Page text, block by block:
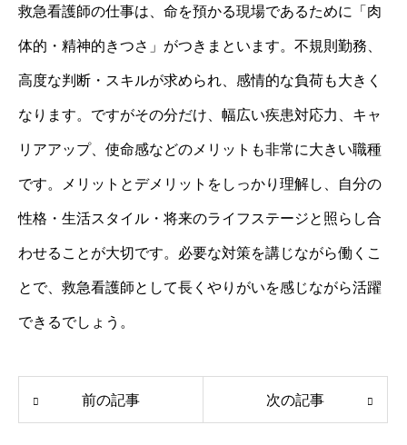
救急看護師の仕事は、命を預かる現場であるために「肉
体的・精神的きつさ」がつきまといます。不規則勤務、
高度な判断・スキルが求められ、感情的な負荷も大きく
なります。ですがその分だけ、幅広い疾患対応力、キャ
リアアップ、使命感などのメリットも非常に大きい職種
です。メリットとデメリットをしっかり理解し、自分の
性格・生活スタイル・将来のライフステージと照らし合
わせることが大切です。必要な対策を講じながら働くこ
とで、救急看護師として長くやりがいを感じながら活躍
できるでしょう。
前の記事 次の記事